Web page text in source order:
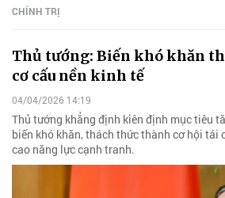
CHÍNH TRỊ
Thủ tướng: Biến khó khăn
cơ cấu nền kinh tế
04/04/2026 14:19
Thủ tướng khẳng định kiên định mục tiêu
biến khó khăn, thách thức thành cơ hội tái
cao năng lực cạnh tranh.